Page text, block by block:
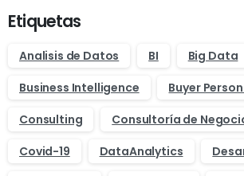
Etiquetas
Analisis de Datos BI Big Data
Business Intelligence
Buyer
Consulting
Consultoría de
Covid-19
DataAnalytics